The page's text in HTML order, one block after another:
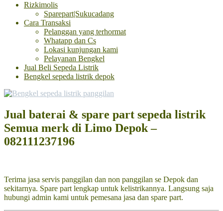
Rizkimolis
Sparepart|Sukucadang
Cara Transaksi
Pelanggan yang terhormat
Whatapp dan Cs
Lokasi kunjungan kami
Pelayanan Bengkel
Jual Beli Sepeda Listrik
Bengkel sepeda listrik depok
Jual baterai & spare part sepeda listrik
Semua merk di Limo Depok –
082111237196
Terima jasa servis panggilan dan non panggilan se Depok dan
sekitarnya. Spare part lengkap untuk kelistrikannya. Langsung saja
hubungi admin kami untuk pemesana jasa dan spare part.